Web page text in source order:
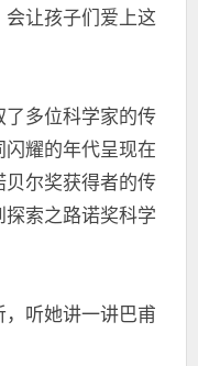
让孩子们爱上这
多位科学家的传
耀的年代呈现在
尔奖获得者的传
索之路诺奖科学
听她讲一讲巴甫